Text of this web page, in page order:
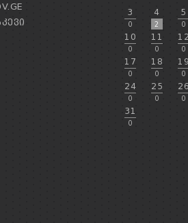
3
0
4
2
5
0
10
0
11
0
12
0
17
0
18
0
19
0
24
0
25
0
26
0
31
0